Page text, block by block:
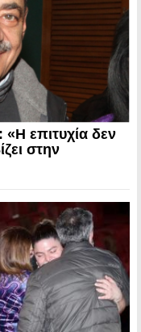
επιτυχία δεν
στην